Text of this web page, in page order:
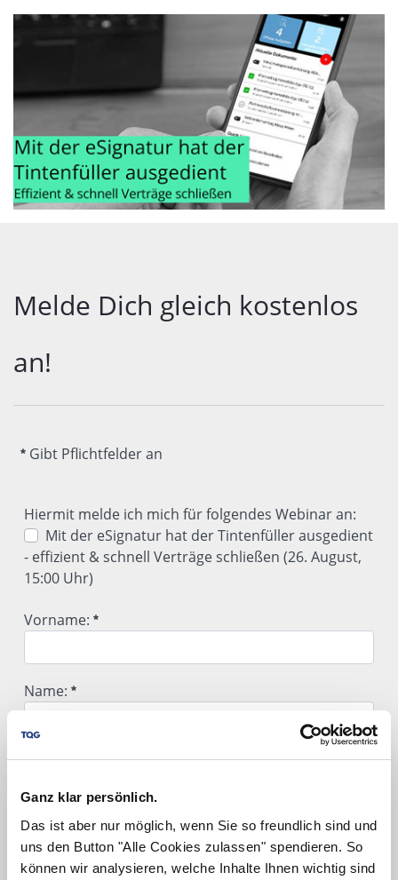
Ganz klar persönlich.
Das ist aber nur möglich, wenn Sie so freundlich sind und
uns den Button "Alle Cookies zulassen" spendieren. So
können wir analysieren, welche Inhalte Ihnen wichtig sind
Melde Dich gleich kostenlos
an!
Gibt Pflichtfelder an
Hiermit melde ich mich für folgendes Webinar an:
Mit der eSignatur hat der Tintenfüller ausgedient
- effizient & schnell Verträge schließen (26. August,
15:00 Uhr)
Vorname:
Erforderlich
Name:
Name:
Erforderlich
Unternehmen:
Unternehmen:
Erforderlich
Position / Abteilung: